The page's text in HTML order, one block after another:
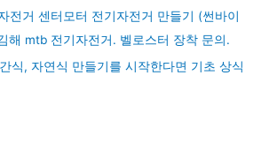
전거 센터모터 전기자전거 만들기 (썬바이
해 mtb 전기자전거. 벨로스터 장착 문의.
식, 자연식 만들기를 시작한다면 기초 상식